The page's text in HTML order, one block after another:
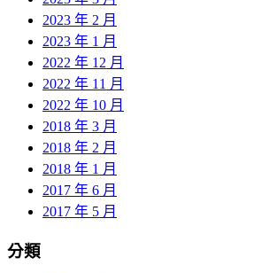
2023 年 2 月
2023 年 1 月
2022 年 12 月
2022 年 11 月
2022 年 10 月
2018 年 3 月
2018 年 2 月
2018 年 1 月
2017 年 6 月
2017 年 5 月
分類